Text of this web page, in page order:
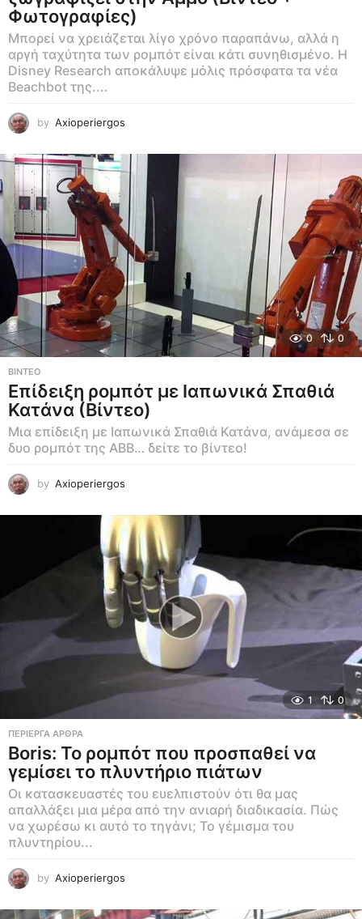
Φωτογραφίες)
Μπορεί να χρειάζεται λίγο χρόνο παραπάνω, αλλά η
αργή ταχύτητα των ρομπότ είναι κάτι συνηθισμένο. Η
Disney Research αποκάλυψε μόλις πρόσφατα τα νέα
Beachbot της....
by Axioperiergos
0 0
ΒΊΝΤΕΟ
Επίδειξη ρομπότ με Ιαπωνικά Σπαθιά
Κατάνα (Βίντεο)
Μια επίδειξη με Ιαπωνικά Σπαθιά Κατάνα, ανάμεσα σε
δυο ρομπότ της ABB… δείτε το βίντεο!
by Axioperiergos
1 0
ΠΕΡΊΕΡΓΑ ΆΡΘΡΑ
Boris: Το ρομπότ που προσπαθεί να
γεμίσει το πλυντήριο πιάτων
Οι κατασκευαστές του ευελπιστούν ότι θα μας
απαλλάξει μια μέρα από την ανιαρή διαδικασία. Πώς
να χωρέσω κι αυτό το τηγάνι; Το γέμισμα του
πλυντηρίου...
by Axioperiergos